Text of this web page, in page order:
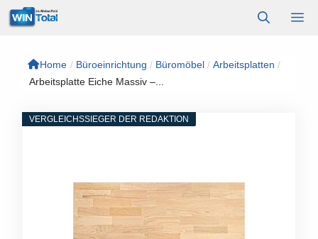
Zum
Inhalt
Home / Büroeinrichtung / Büromöbel / Arbeitsplatten /
Arbeitsplatte Eiche Massiv –...
VERGLEICHSSIEGER DER REDAKTION